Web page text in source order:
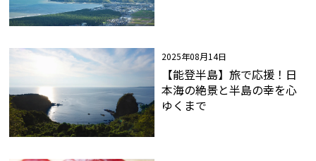
2025年08月14日
【能登半島】旅で応援！日
本海の絶景と半島の幸を心
ゆくまで